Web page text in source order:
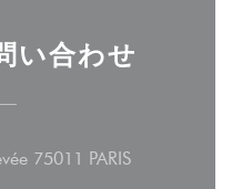
い合わせ
75011 PARIS((新しいウ